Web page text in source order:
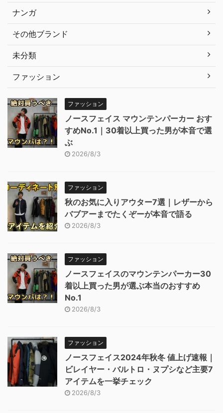
ナンガ
その他ブランド
未分類
ファッション
ファッション
ノースフェイス マウンテンパーカー おす
すめNo.1｜30着以上買った男が本音で選
ぶ
2026/8/3
ファッション
秋のお気に入りアウター7選｜レザーから
バブアーまでたくぞーが本音で語る
2026/8/3
ファッション
ノースフェイスのマウンテンパーカー30
着以上買った男が選ぶ本当のおすすめ
No.1
2026/8/3
ファッション
ノースフェイス2024年秋冬 値上げ速報｜
ビレイヤー・バルトロ・ヌプシなど主要7
アイテムを一挙チェック
2026/8/3